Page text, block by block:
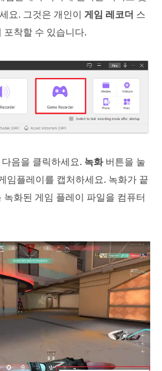
요. 그것은 개인이 게임 레코더 스
포착할 수 있습니다.
음을 클릭하세요. 녹화버튼을 눌
플레이를 캡처하세요. 녹화가 끝
화된 게임 플레이 파일을 컴퓨터